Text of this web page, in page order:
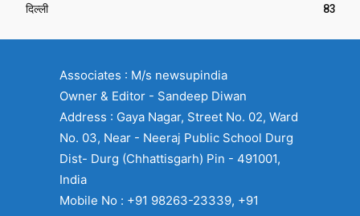
दिल्ली
83
Associates : M/s newsupindia
Owner & Editor - Sandeep Diwan
Address : Gaya Nagar, Street No. 02, Ward
No. 03, Near - Neeraj Public School Durg
Dist- Durg (Chhattisgarh) Pin - 491001,
India
Mobile No : +91 98263-23339, +91